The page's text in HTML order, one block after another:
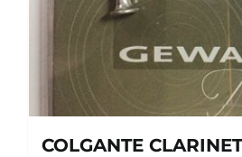
COLGANTE